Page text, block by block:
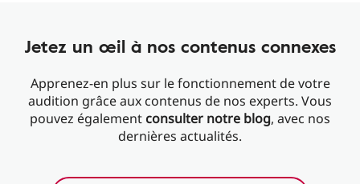
Jetez un œil à nos contenus connexes
Apprenez-en plus sur le fonctionnement de votre
audition grâce aux contenus de nos experts. Vous
pouvez également consulter notre blog, avec nos
dernières actualités.